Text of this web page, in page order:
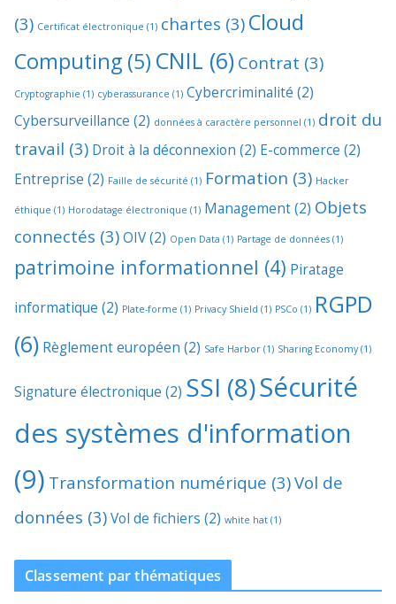
(3) Certificat électronique (1) chartes (3) Cloud
Computing (5) CNIL (6) Contrat (3)
Cryptographie (1) cyberassurance (1) Cybercriminalité (2)
Cybersurveillance (2) données à caractère personnel (1) droit du
travail (3) Droit à la déconnexion (2) E-commerce (2)
Entreprise (2) Faille de sécurité (1) Formation (3) Hacker
éthique (1) Horodatage électronique (1) Management(2) Objets
connectés (3)OIV(2) Open Data (1) Partage de données (1)
patrimoine informationnel (4) Piratage
informatique (2) Plate-forme (1) Privacy Shield (1) PSCo (1) RGPD
(6) Règlement européen (2) Safe Harbor (1) Sharing Economy(1)
Signature électronique (2) SSI (8)Sécurité
des systèmes d'information
(9) Transformation numérique (3)Vol de
données (3)Vol de fichiers (2) white hat (1)
Classement par thématiques